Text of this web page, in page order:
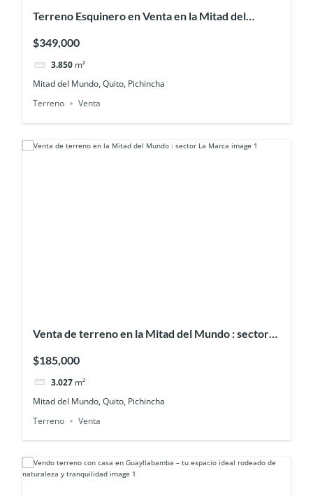
Terreno Esquinero en Venta en la Mitad del
$349,000
3.850 m²
Mitad del Mundo, Quito, Pichincha
Terreno
Venta
Venta de terreno en la Mitad del Mundo : sector
$185,000
3.027 m²
Mitad del Mundo, Quito, Pichincha
Terreno
Venta